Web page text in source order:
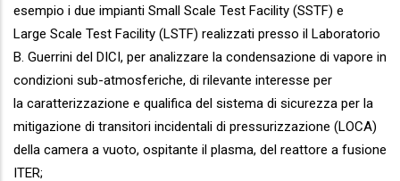
esempio i due impianti Small Scale Test Facility (SSTF) e
Large Scale Test Facility (LSTF) realizzati presso il Laboratorio
B. Guerrini del DICI, per analizzare la condensazione di vapore in
condizioni sub-atmosferiche, di rilevante interesse per
la caratterizzazione e qualifica del sistema di sicurezza per la
mitigazione di transitori incidentali di pressurizzazione (LOCA)
della camera a vuoto, ospitante il plasma, del reattore a fusione
ITER;